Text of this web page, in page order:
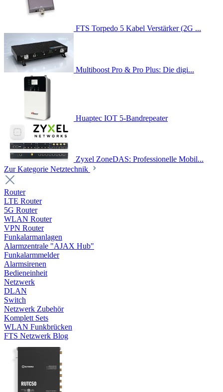
FTS Torpedo 5 Kabel Verstärker (2G ...
Multiboost Pro & Pro Plus: Die digi...
Huaptec IOT 5-Bandrepeater
Zyxel ZoneDAS: Professionelle Mobil...
Zur Kategorie Netztechnik
Router
LTE Router
5G Router
WLAN Router
VPN Router
Funkalarmanlagen
Alarmzentrale "AJAX Hub"
Funkalarmmelder
Alarmsirenen
Bedieneinheit
Netzwerk
DLAN
Switch
Netzwerk Zubehör
Komplett Sets
WLAN Funkbrücken
FTS Netzwerk Blog